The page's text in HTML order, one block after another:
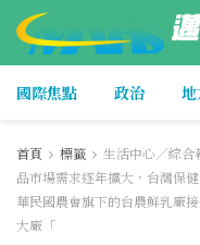
國際焦點 政治
首頁 標籤
生活中心／綜合
品市場需求逐年擴大，台灣保
華民國農會旗下的台農鮮乳廠
大廠「